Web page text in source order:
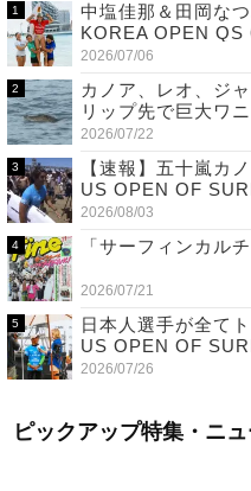
中塩佳那＆田岡な
KOREA OPEN QS
2026/07/06
カノア、レオ、ジ
リップ先で巨大ワニ
2026/07/22
【速報】五十嵐カ
US OPEN OF
2026/08/03
「サーフィンカル
2026/07/21
日本人選手が全て
US OPEN OF
2026/07/26
ピックアップ特集・ニ